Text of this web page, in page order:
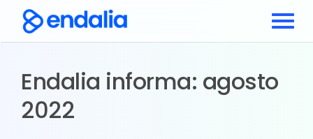
Endalia informa: agosto
2022